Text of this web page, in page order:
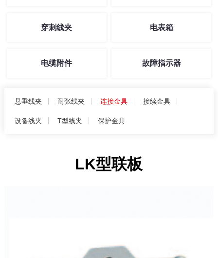
穿刺线夹 电表箱
电缆附件 故障指示器
悬垂线夹 耐张线夹 连接金具 接续金具
设备线夹 T型线夹 保护金具
LK型联板